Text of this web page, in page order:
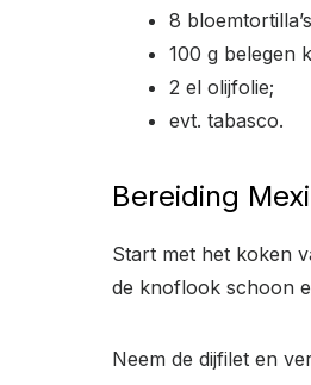
8
100 g belegen
2 el olijfolie;
evt. tabasco.
Bereiding
Start met het koken
de knoflook schoon
Neem de dijfilet en